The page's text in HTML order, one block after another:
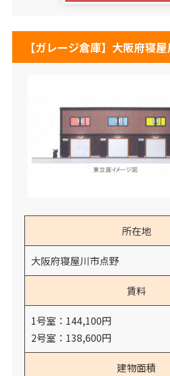
【ガレージ倉庫】大阪府寝
所在地
大阪府寝屋川市点野
賃料
1号室：144,100円
2号室：138,600円
建物面積